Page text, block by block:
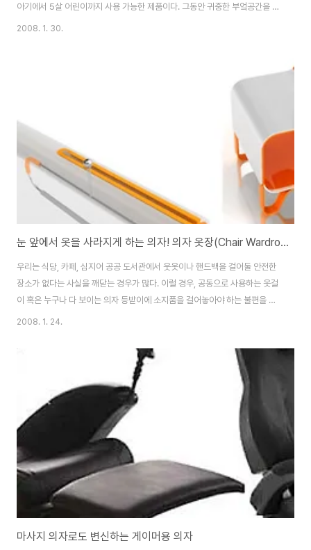
아기에서 5살 어린이까지 사용 가능한 제품이다. 그동안 귀중한 부엌공간을 차
지하면서도 청소도 까다로웠던 높은 플라스틱 의자에 작별 인사를 고하자. 깜
아기에서 6개월에 이르는 아기에겐 요람처럼 사용할 수 있으며 이후에는 높은
의자형태로 전환시켜 36개월에서 36kg에 달하는 어린이에게 딱 맞는 의자로
석으로 사무실..
2008. 1. 30.
눈 앞에서 옷을 사라지게 하는 의자! 의자 옷장(Chair Wardrobe)
우리는 식당, 카페, 심지어 공공 도서관에서 웃옷이나 핸드백을 걸어둘 안전한
장소가 없다는 사실을 깨닫는 경우가 많다. 이럴 경우, 공동으로 사용하는 옷걸
이 혹은 누구나 다 보이는 의자 등받이에 소지품을 걸어놓아야 하는 불편을 감
수하게 된다. ‘의자 옷장(Chair Wardrobe)’은 소지품을 손이 닿을 수 있는 안
디자인한 작품으로 의자의 외관은 일반 의자와 동일하게 보인다. 하지만 이 의
자의 비밀은 바로 개인 소지품을 보관할 수 있는 내부 옷장에 있다. 이 의자는
이중 목적으로 사용될 수 있는 의자의 특성을 잘 보여주듯이 2가지 다른 색상
의 플라스틱으로 제작된다. 다른 나무 재질이나 직물을 사용할 수 있는 선택권
도 주어진..
2008. 1. 24.
마사지 의자로도 변신하는 게이머용 의자